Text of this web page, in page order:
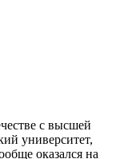
с высшей
университет,
оказался на